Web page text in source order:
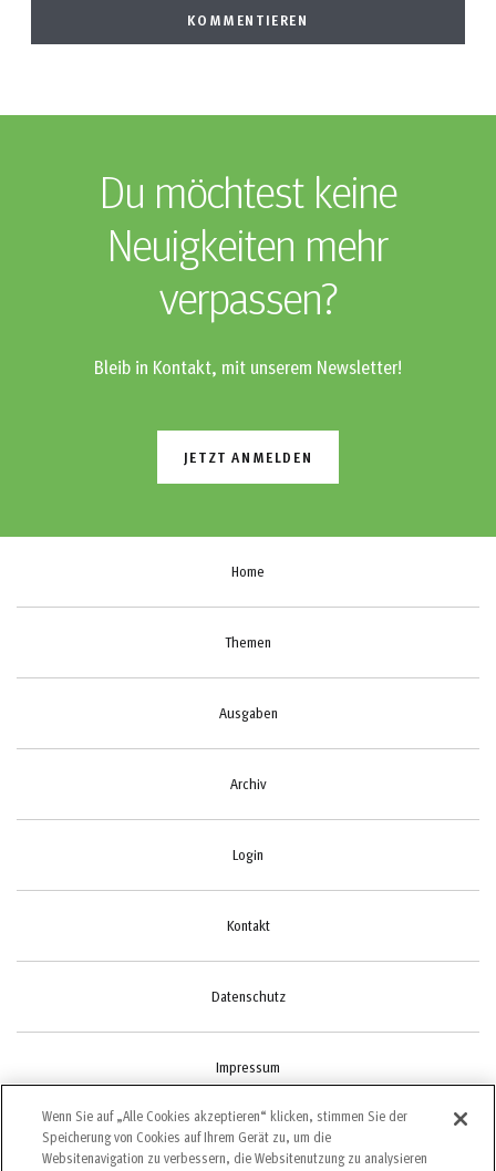
Du möchtest keine
Neuigkeiten mehr
verpassen?
Bleib in Kontakt, mit unserem Newsletter!
JETZT ANMELDEN
Home
Themen
Ausgaben
Archiv
Login
Kontakt
Datenschutz
Impressum
Cookie-Einstellungen
Wenn Sie auf „Alle Cookies akzeptieren“ klicken, stimmen Sie der
Speicherung von Cookies auf Ihrem Gerät zu, um die
Websitenavigation zu verbessern, die Websitenutzung zu analysieren